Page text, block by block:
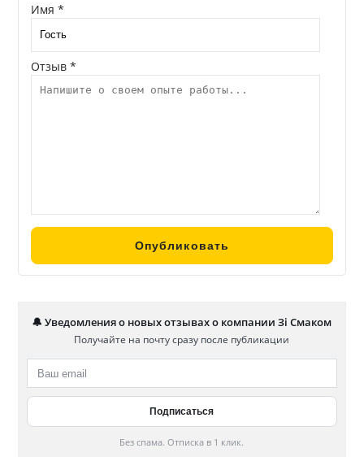
Имя *
Отзыв *
🔔 Уведомления о новых отзывах о компании Зі Смаком
Получайте на почту сразу после публикации
Без спама. Отписка в 1 клик.